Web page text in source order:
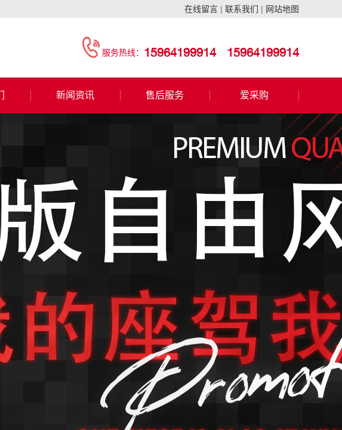
在线留言 | 联系我们 | 网站地图
服务热线： 15964199914 15964199914
新闻资讯 售后服务 爱采购